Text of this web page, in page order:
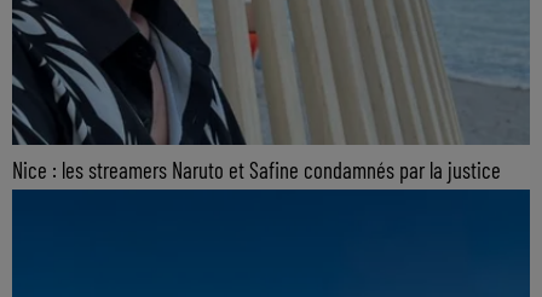
Nice : les streamers Naruto et Safine condamnés par la justice